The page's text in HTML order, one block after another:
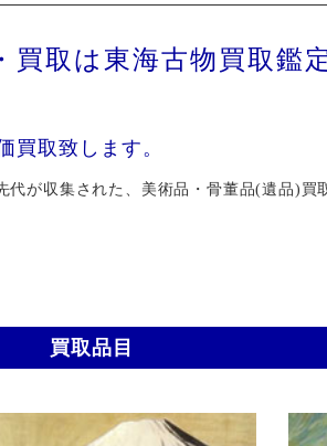
取は東海古物買取鑑
買取致します。
が収集された、美術品・骨董品(遺品)買
買取品目